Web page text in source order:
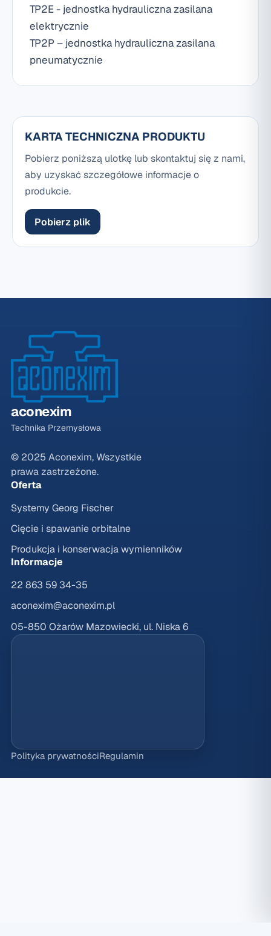
TP2E - jednostka hydrauliczna zasilana
elektrycznie
TP2P – jednostka hydrauliczna zasilana
pneumatycznie
KARTA TECHNICZNA PRODUKTU
Pobierz poniższą ulotkę lub skontaktuj się z nami,
aby uzyskać szczegółowe informacje o
produkcie.
Pobierz plik
aconexim
Technika Przemysłowa
© 2025 Aconexim, Wszystkie
prawa zastrzeżone.
Oferta
Systemy Georg Fischer
Cięcie i spawanie orbitalne
Produkcja i konserwacja wymienników
Informacje
22 863 59 34-35
aconexim@aconexim.pl
05-850 Ożarów Mazowiecki, ul. Niska 6
Polityka prywatnościRegulamin